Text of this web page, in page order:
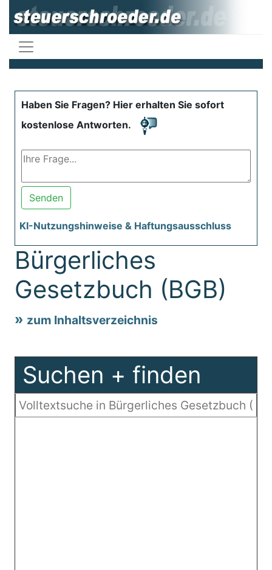
Haben Sie Fragen? Hier erhalten Sie sofort
kostenlose Antworten.
Senden
KI-Nutzungshinweise & Haftungsausschluss
Bürgerliches
Gesetzbuch (BGB)
zum Inhaltsverzeichnis
Suchen + finden